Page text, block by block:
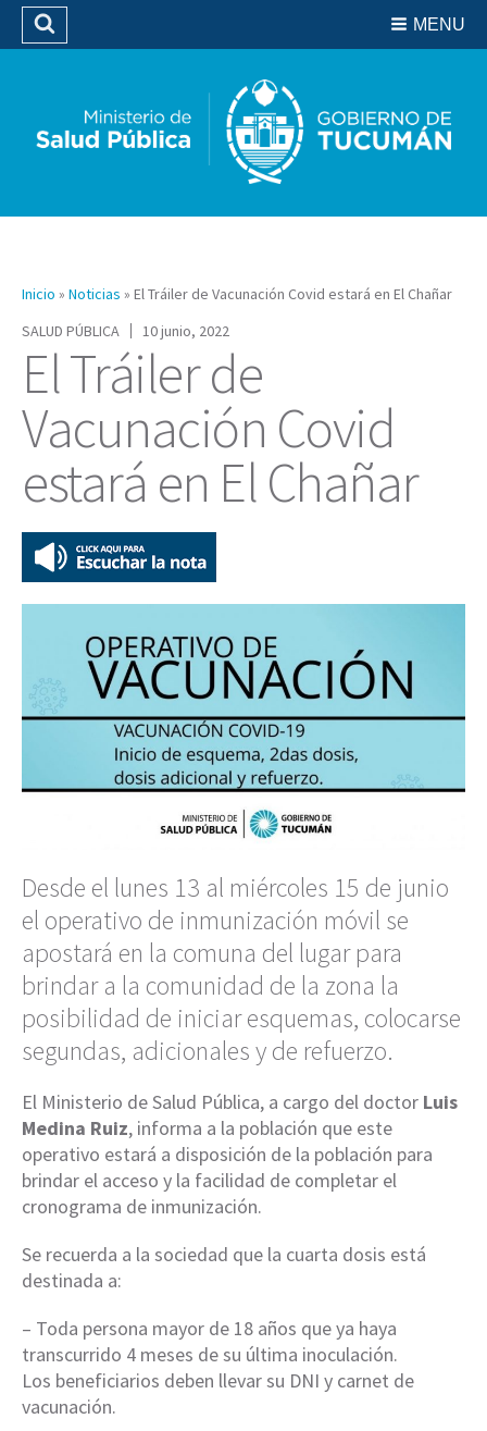
Biblioteca
MENU
Buscar
Inicio » Noticias » El Tráiler de Vacunación Covid estará en El Chañar
SALUD PÚBLICA
10 junio, 2022
El Tráiler de
Vacunación Covid
estará en El Chañar
Desde el lunes 13 al miércoles 15 de junio
el operativo de inmunización móvil se
apostará en la comuna del lugar para
brindar a la comunidad de la zona la
posibilidad de iniciar esquemas, colocarse
segundas, adicionales y de refuerzo.
El Ministerio de Salud Pública, a cargo del doctor Luis
Medina Ruiz, informa a la población que este
operativo estará a disposición de la población para
brindar el acceso y la facilidad de completar el
cronograma de inmunización.
Se recuerda a la sociedad que la cuarta dosis está
destinada a:
– Toda persona mayor de 18 años que ya haya
transcurrido 4 meses de su última inoculación.
Los beneficiarios deben llevar su DNI y carnet de
vacunación.